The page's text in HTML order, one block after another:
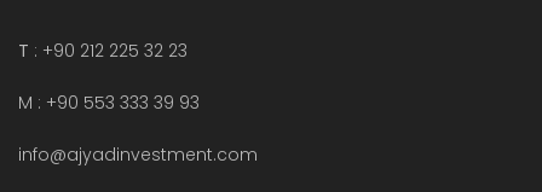
T : +90 212 225 32 23
M : +90 553 333 39 93
info@ajyadinvestment.com